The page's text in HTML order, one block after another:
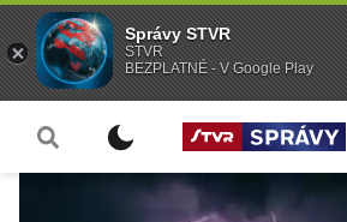
Správy STVR
STVR
BEZPLATNÉ - V Google Play